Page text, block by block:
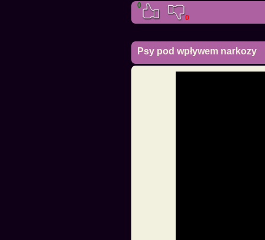
0
0
Psy pod wpływem narkozy